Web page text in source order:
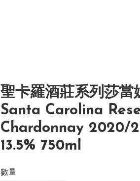
聖卡羅酒莊系列莎當
Santa Carolina
Chardonnay 2020/
13.5% 750ml
數量